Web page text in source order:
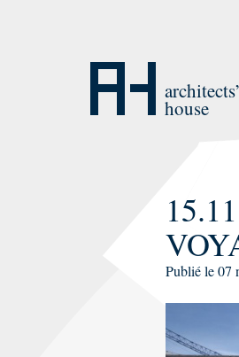
architects’
house
Publié le07